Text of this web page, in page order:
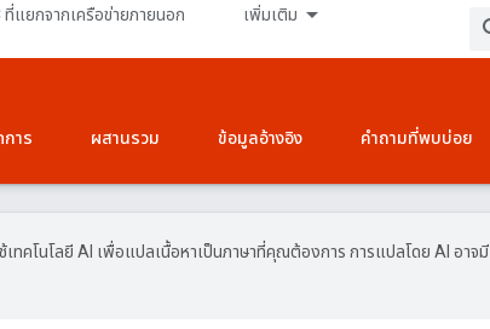
ที่แยกจากเครือข่ายภายนอก เพิ่มเติม
การ ผสานรวม ข้อมูลอ้างอิง คำถามที่พบบ่อย
เทคโนโลยี AI เพื่อแปลเนื้อหาเป็นภาษาที่คุณต้องการ การแปลโดย AI อาจมี